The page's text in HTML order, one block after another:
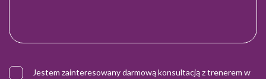
Jestem zainteresowany darmową konsultacją z trenerem w